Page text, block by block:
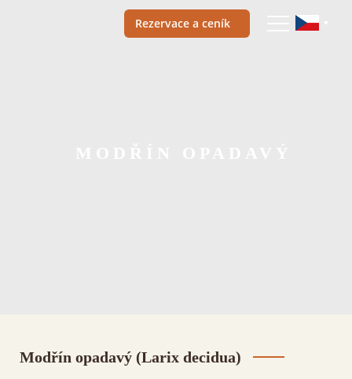
Rezervace a ceník
Modřín opadavý (Larix decidua)